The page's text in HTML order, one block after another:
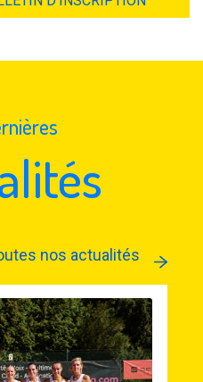
nos actualités